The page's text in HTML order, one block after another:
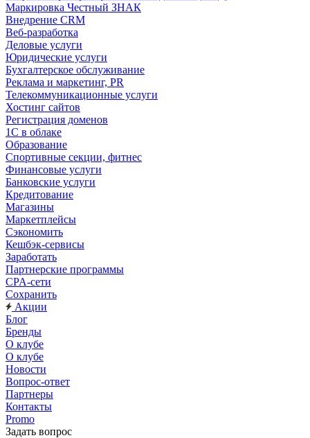
Маркировка Честный ЗНАК
Внедрение CRM
Веб-разработка
Деловые услуги
Юридические услуги
Бухгалтерское обслуживание
Реклама и маркетинг, PR
Телекоммуникационные услуги
Хостинг сайтов
Регистрация доменов
1С в облаке
Образование
Спортивные секции, фитнес
Финансовые услуги
Банковские услуги
Кредитование
Магазины
Маркетплейсы
Сэкономить
Кешбэк-сервисы
Заработать
Партнерские программы
CPA-сети
Сохранить
Акции
Блог
Бренды
О клубе
О клубе
Новости
Вопрос-ответ
Партнеры
Контакты
Promo
Задать вопрос